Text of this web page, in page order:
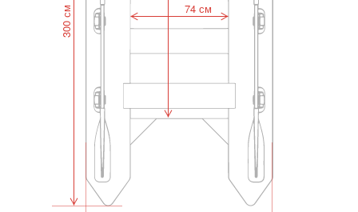
74 см
300 см